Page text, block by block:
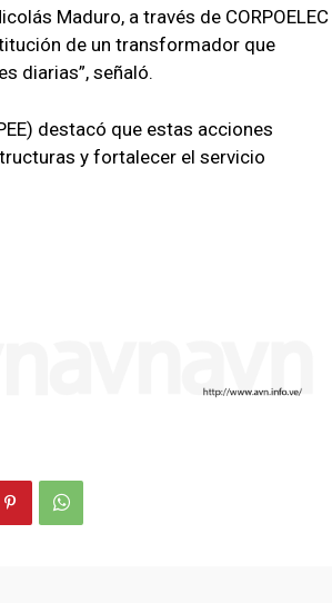
Maduro, a través de CORPOELEC
de un transformador que
diarias”, señaló.
destacó que estas acciones
y fortalecer el servicio